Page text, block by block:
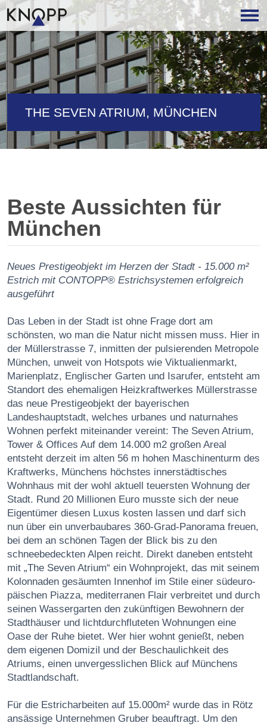
THE SEVEN ATRIUM, MÜNCHEN
Beste Aussichten für
München
Neues Prestigeobjekt im Herzen der Stadt - 15.000 m²
Estrich mit CONTOPP® Estrichsystemen erfolgreich
ausgeführt
Das Leben in der Stadt ist ohne Frage dort am
schönsten, wo man die Natur nicht missen muss. Hier in
der Müllerstrasse 7, inmitten der pulsierenden Metropole
München, unweit von Hotspots wie Viktualienmarkt,
Marienplatz, Englischer Garten und Isarufer, entsteht am
Standort des ehemaligen Heizkraftwerkes Müllerstrasse
das neue Prestigeobjekt der bayeri­schen
Landeshauptstadt, welches urbanes und naturnahes
Wohnen perfekt miteinander vereint: The Seven Atrium,
Tower & Offices Auf dem 14.000 m2 großen Areal
entsteht der­zeit im alten 56 m hohen Maschinenturm des
Kraftwerks, Münchens höchstes inner­städtisches
Wohnhaus mit der wohl aktuell teuersten Wohnung der
Stadt. Rund 20 Millionen Euro musste sich der neue
Eigentümer diesen Luxus kosten lassen und darf sich
nun über ein unverbaubares 360-Grad-Panorama freuen,
bei dem an schönen Tagen der Blick bis zu den
schneebedeckten Alpen reicht. Direkt daneben entsteht
mit „The Seven Atrium“ ein Wohnprojekt, das mit seinem
Kolonnaden gesäumten Innenhof im Stile einer südeuro­
päischen Piazza, mediterranen Flair verbreitet und durch
seinen Wassergarten den zukünfti­gen Bewohnern der
Stadthäuser und lichtdurchfluteten Wohnungen eine
Oase der Ruhe bietet. Wer hier wohnt genießt, neben
dem eigenen Domizil und der Beschaulichkeit des
Atriums, einen unvergesslichen Blick auf Münchens
Stadtlandschaft.
Für die Estricharbeiten auf 15.000m² wurde das in Rötz
ansässige Unternehmen Gruber beauftragt. Um den